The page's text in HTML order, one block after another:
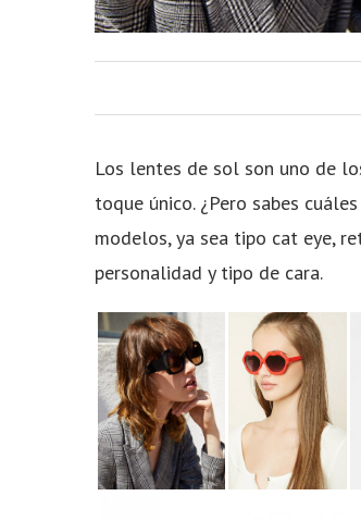
Los lentes de sol son uno de
toque único. ¿Pero sabes
modelos, ya sea tipo cat eye,
personalidad y tipo de cara.